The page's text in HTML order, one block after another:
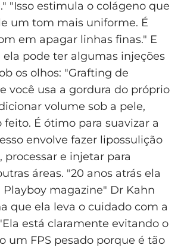
"Isso estimula o colágeno que
um tom mais uniforme. É
em apagar linhas finas." E
ela pode ter algumas injeções
os olhos: "Grafting de
você usa a gordura do próprio
volume sob a pele,
feito. É ótimo para suavizar a
envolve fazer lipossulição
processar e injetar para
áreas. "20 anos atrás ela
Playboy magazine" Dr Kahn
que ela leva o cuidado com a
está claramente evitando o
um FPS pesado porque é tão